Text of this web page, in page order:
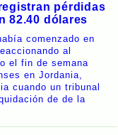
pérdidas
82.40 dólares
comenzado en
al
el fin de semana
en Jordania,
cuando un tribunal
de de la